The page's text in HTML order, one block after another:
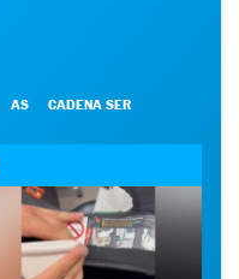
AS CADENA SER